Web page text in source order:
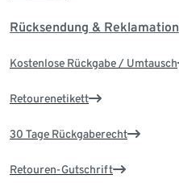
Rücksendung & Reklamation
Kostenlose Rückgabe / Umtausch
Retourenetikett
30 Tage Rückgaberecht
Retouren-Gutschrift